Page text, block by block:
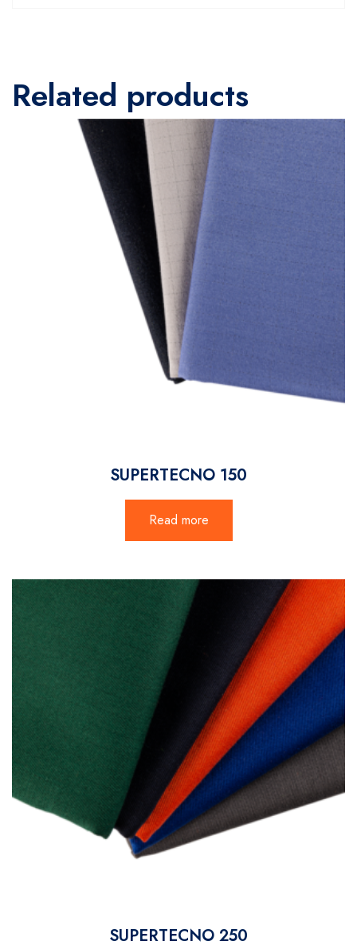
Related products
SUPERTECNO 150
Read more
SUPERTECNO 250